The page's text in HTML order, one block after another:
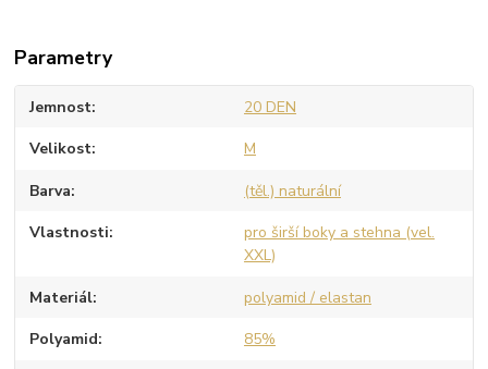
Parametry
Jemnost 20 DEN
Velikost M
Barva (těl.) naturální
Vlastnosti
pro širší boky a stehna (vel.
XXL)
Materiál polyamid / elastan
Polyamid 85%